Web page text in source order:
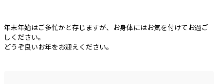
年末年始はご多忙かと存じますが、お身体にはお気を付けてお過ご
しください。
どうぞ良いお年をお迎えください。